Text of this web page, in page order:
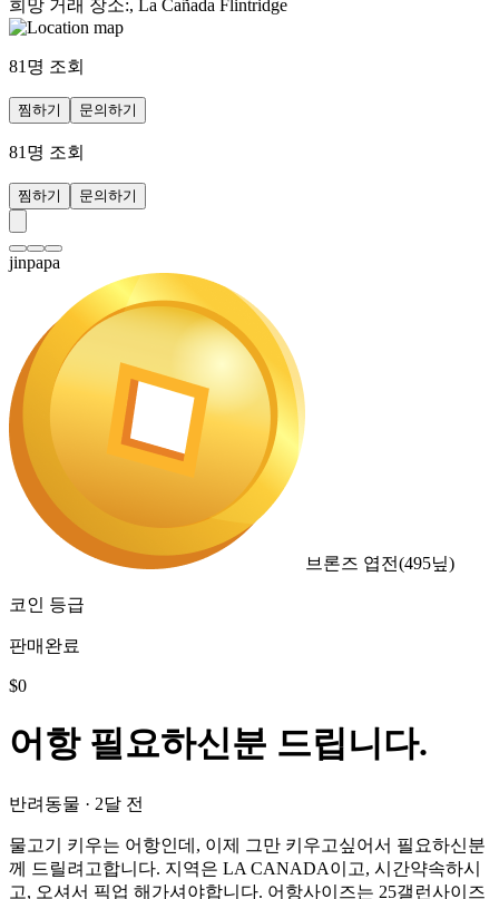
희망 거래 장소:, La Cañada Flintridge
81 명 조회
찜하기 문의하기
81 명 조회
찜하기 문의하기
jinpapa
브론즈 엽전(495닢)
코인 등급
판매완료
$0
어항 필요하신분 드립니다.
반려동물 · 2달 전
물고기 키우는 어항인데, 이제 그만 키우고싶어서 필요하신분
께 드릴려고합니다. 지역은 LA CANADA이고, 시간약속하시
고, 오셔서 픽업 해가셔야합니다. 어항사이즈는 25갤런사이즈